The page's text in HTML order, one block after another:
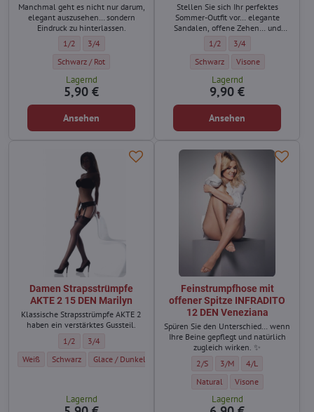
Manchmal geht es nicht nur darum,
elegant auszusehen… sondern
Eindruck zu hinterlassen.
Elegante Strumpfhose mit roter Naht RIGA ROSSA 20 DEN Lores -
1/2 Elegante Strumpfhose mit roter Naht RIGA ROSSA 20 DEN Lores
3/4
Elegante Strumpfhose mit roter Naht RIGA ROSSA 20 DEN Lores - Farbe:
Schwarz / Rot
Lagernd
5,90 €
Ansehen
Stellen Sie sich Ihr perfektes
Sommer-Outfit vor… elegante
Sandalen, offene Zehen… und
und wunderschöne Beine.
Damenstrumpfhose ohne
1/2 Damenstrumpfhose
3/4
Damenstrumpfhose ohne Zehen
Schwarz Damenstrumpfhose
Visone
Lagernd
9,90 €
Ansehen
Damen Strapsstrümpfe
AKTE 2 15 DEN Marilyn
Klassische Strapsstrümpfe AKTE 2
haben ein verstärktes Gussteil.
Damen Strapsstrümpfe AKTE 2 15 DEN Marilyn - Größe:
1/2 Damen Strapsstrümpfe AKTE 2 15 DEN Marilyn - Größe:
3/4
Damen Strapsstrümpfe AKTE 2 15 DEN Marilyn - Farbe:
Weiß Damen Strapsstrümpfe AKTE 2 15 DEN Marilyn - Farbe:
Schwarz Damen Strapsstrümpfe AKTE 2 15 DEN Marilyn - Farbe:
Glace / Dunkelhautfarbe Damen Strapsstrümpfe AKTE 2
Visone
Lagernd
Feinstrumpfhose mit
offener Spitze INFRADITO
12 DEN Veneziana
Spüren Sie den Unterschied… wenn
Ihre Beine gepflegt und natürlich
zugleich wirken. ✨
Feinstrumpfhose mit offener
2/S Feinstrumpfhose mit
3/M Feinstrumpfhose
4/L
Feinstrumpfhose mit offener
Natural Feinstrumpfhose mit
Visone
Lagernd